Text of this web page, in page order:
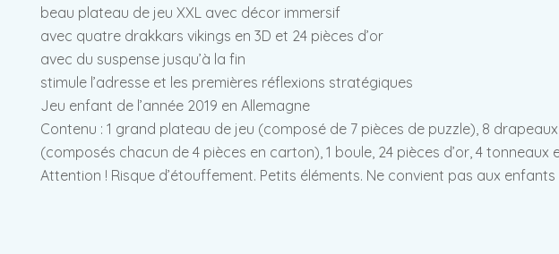
beau plateau de jeu XXL avec décor immersif
avec quatre drakkars vikings en 3D et 24 pièces d’or
avec du suspense jusqu’à la fin
stimule l’adresse et les premières réflexions stratégiques
Jeu enfant de l’année 2019 en Allemagne
Contenu : 1 grand plateau de jeu (composé de 7 pièces de puzzle), 8
(composés chacun de 4 pièces en carton), 1 boule, 24 pièces d’or, 4 tonneaux
Attention ! Risque d’étouffement. Petits éléments. Ne convient pas aux